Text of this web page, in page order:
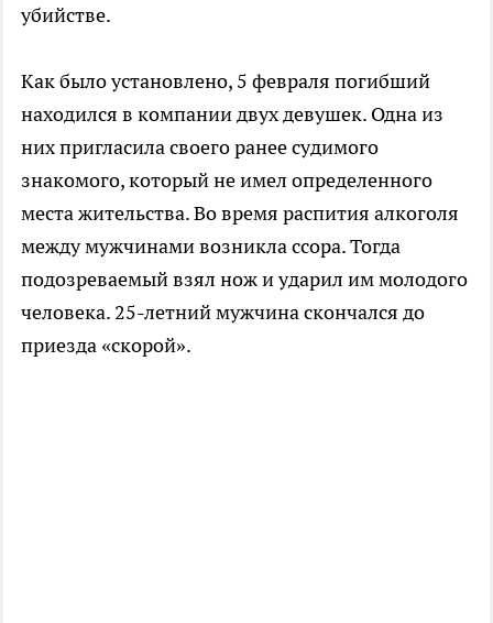
убийстве.
Как было установлено, 5 февраля погибший
находился в компании двух девушек. Одна из
них пригласила своего ранее судимого
знакомого, который не имел определенного
места жительства. Во время распития алкоголя
между мужчинами возникла ссора. Тогда
подозреваемый взял нож и ударил им молодого
человека. 25-летний мужчина скончался до
приезда «скорой».